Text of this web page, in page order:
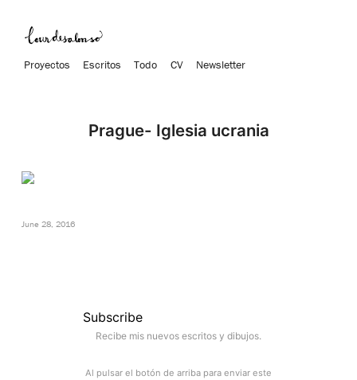
Proyectos Escritos Todo CV Newsletter
Prague- Iglesia ucrania
June 28, 2016
Subscribe
Recibe mis nuevos escritos y dibujos.
Al pulsar el botón de arriba para enviar este